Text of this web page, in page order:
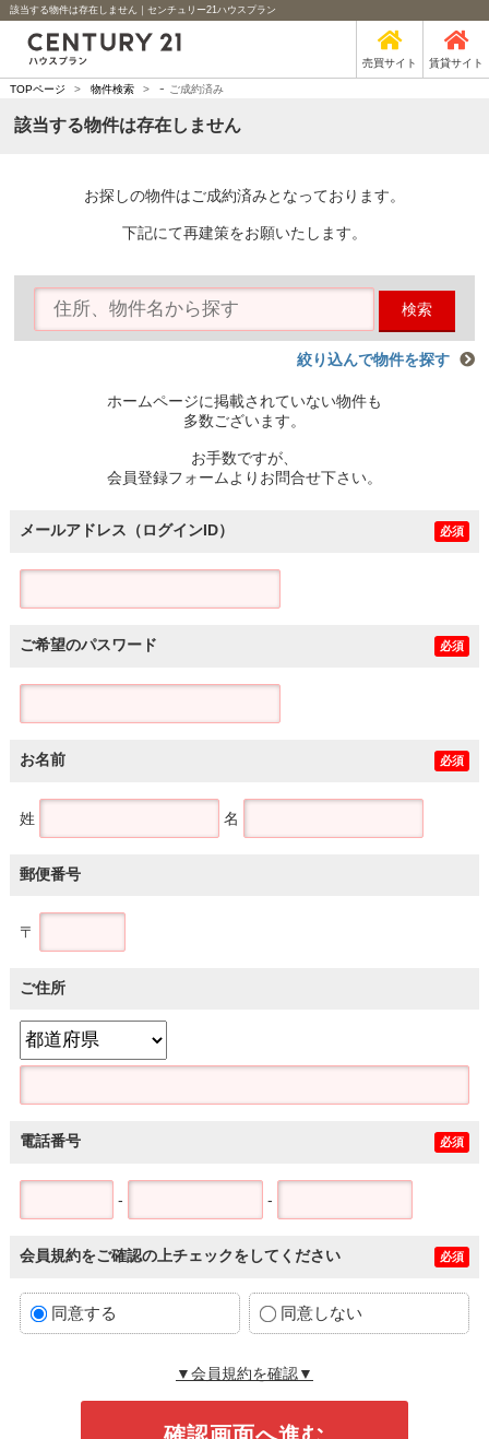
該当する物件は存在しません｜センチュリー21ハウスプラン
売買サイト 賃貸サイト
TOPページ > 物件検索 > - ご成約済み
該当する物件は存在しません
お探しの物件はご成約済みとなっております。
下記にて再建策をお願いたします。
検索
絞り込んで物件を探す
ホームページに掲載されていない物件も
多数ございます。
お手数ですが、
会員登録フォームよりお問合せ下さい。
メールアドレス（ログインID） 必須
ご希望のパスワード 必須
お名前 必須
姓 名
郵便番号
〒
ご住所
電話番号 必須
- -
会員規約をご確認の上チェックをしてください 必須
同意する 同意しない
▼会員規約を確認▼